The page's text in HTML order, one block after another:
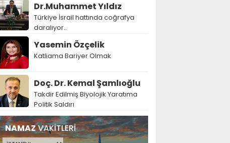
Dr.Muhammet Yıldız
Türkiye İsrail hattında coğrafya
daralıyor..
Yasemin Özçelik
Katliama Bariyer Olmak
Doç. Dr. Kemal Şamlıoğlu
Takdir Edilmiş Biyolojik Yaratıma
Politik Saldırı
NAMAZVAKİTLERİ